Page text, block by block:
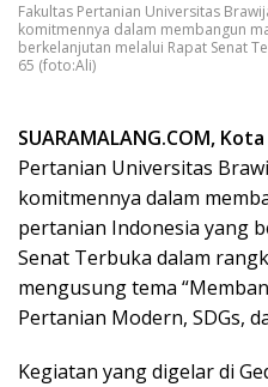
Fakultas Pertanian Universitas
komitmennya dalam membangun
berkelanjutan melalui Rapat Senat
65 (foto:Ali)
SUARAMALANG.COM,
Pertanian Universitas
komitmennya dalam
pertanian Indonesia yang
Senat Terbuka dalam
mengusung tema
Pertanian Modern, SDGs,
Kegiatan yang digelar di